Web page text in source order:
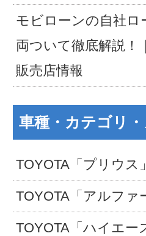
モビローンの自社ロ
両ついて徹底解説！
販売店情報
車種・カテゴリ
TOYOTA「プリウス
TOYOTA「アルファ
TOYOTA「ハイエー